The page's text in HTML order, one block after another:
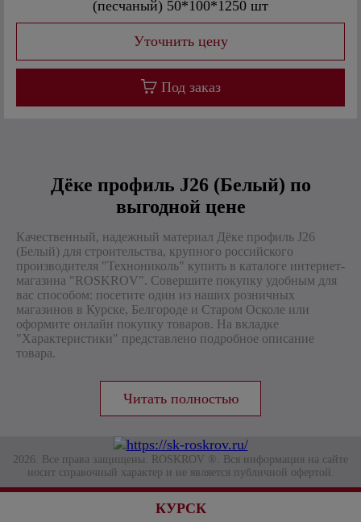
(песчаный) 50*100*1250 шт
Под заказ
Дёке профиль J26 (Белый) по
выгодной цене
Качественный, надежный материал Дёке профиль J26
(Белый) для строительства, крупного российского
производителя "Технониколь" купить в каталоге интернет-
магазина "ROSKROV". Совершите покупку удобным для
вас способом: посетите один из наших розничных
магазинов в Курске, Белгороде и Старом Осколе или
оформите онлайн покупку товаров. На вкладке
"Характеристики" представлено подробное описание
товара.
2026. Все права защищены. ROSKROV ®. Вся информация на сайте
носит справочный характер и не является публичной офертой.
КУРСК